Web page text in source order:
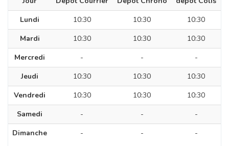
Lundi
10:30 10:30
10:30
Mardi
10:30 10:30
10:30
Mercredi
- -
-
Jeudi
10:30 10:30
10:30
Vendredi
10:30 10:30
10:30
Samedi
- -
-
Dimanche
- - -